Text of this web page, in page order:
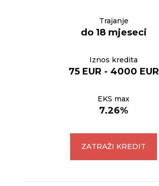
Trajanje
do 18 mjeseci
Iznos kredita
75 EUR - 4000 EUR
EKS max
7.26%
ZATRAŽI KREDIT